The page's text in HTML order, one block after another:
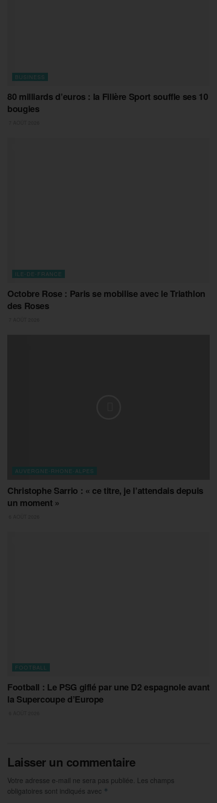
BUSINESS
80 milliards d’euros : la Filière Sport souffle ses 10
bougies
ILE-DE-FRANCE
Octobre Rose : Paris se mobilise avec le Triathlon
des Roses
AUVERGNE-RHONE-ALPES
Christophe Sarrio : « ce titre, je l’attendais depuis
un moment »
FOOTBALL
Football : Le PSG giflé par une D2 espagnole avant
la Supercoupe d’Europe
Laisser un commentaire
Votre adresse e-mail ne sera pas publiée. Les champs
obligatoires sont indiqués avec *